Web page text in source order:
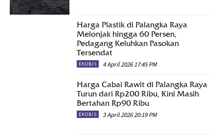
Harga Plastik di Palangka Raya
Melonjak hingga 60 Persen,
Pedagang Keluhkan Pasokan
Tersendat
EKOBIS 4 April 2026 17:45 PM
Harga Cabai Rawit di Palangka Raya
Turun dari Rp200 Ribu, Kini Masih
Bertahan Rp90 Ribu
EKOBIS 3 April 2026 20:19 PM